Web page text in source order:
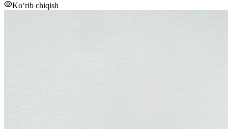
Ko‘rib chiqish